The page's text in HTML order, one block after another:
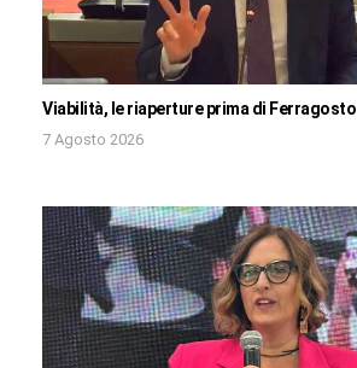
Viabilità, le riaperture prima di Ferragosto
7 Agosto 2026